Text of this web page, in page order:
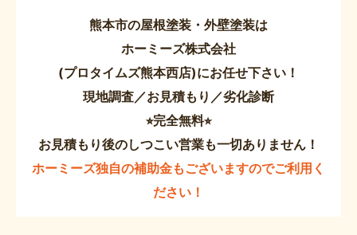
熊本市の屋根塗装・外壁塗装は
ホーミーズ株式会社
(プロタイムズ熊本西店)にお任せ下さい！
現地調査／お見積もり／劣化診断
⭐︎完全無料⭐︎
お見積もり後のしつこい営業も一切ありません！
ホーミーズ独自の補助金もございますのでご利用く
ださい！